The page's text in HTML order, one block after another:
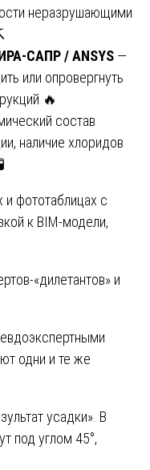
неразрушающими
САПР / ANSYS —
или опровергнуть
🔥
состав
наличие хлоридов
и фототаблицах с
к BIM-модели,
«дилетантов» и
одни и те же
усадки». В
под углом 45°,